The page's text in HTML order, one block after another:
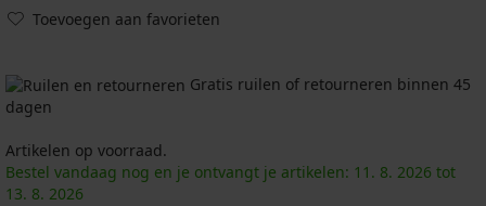
Toevoegen aan favorieten
Gratis ruilen of retourneren binnen 45
dagen
Artikelen op voorraad.
Bestel vandaag nog en je ontvangt je artikelen: 11. 8. 2026 tot
13. 8. 2026